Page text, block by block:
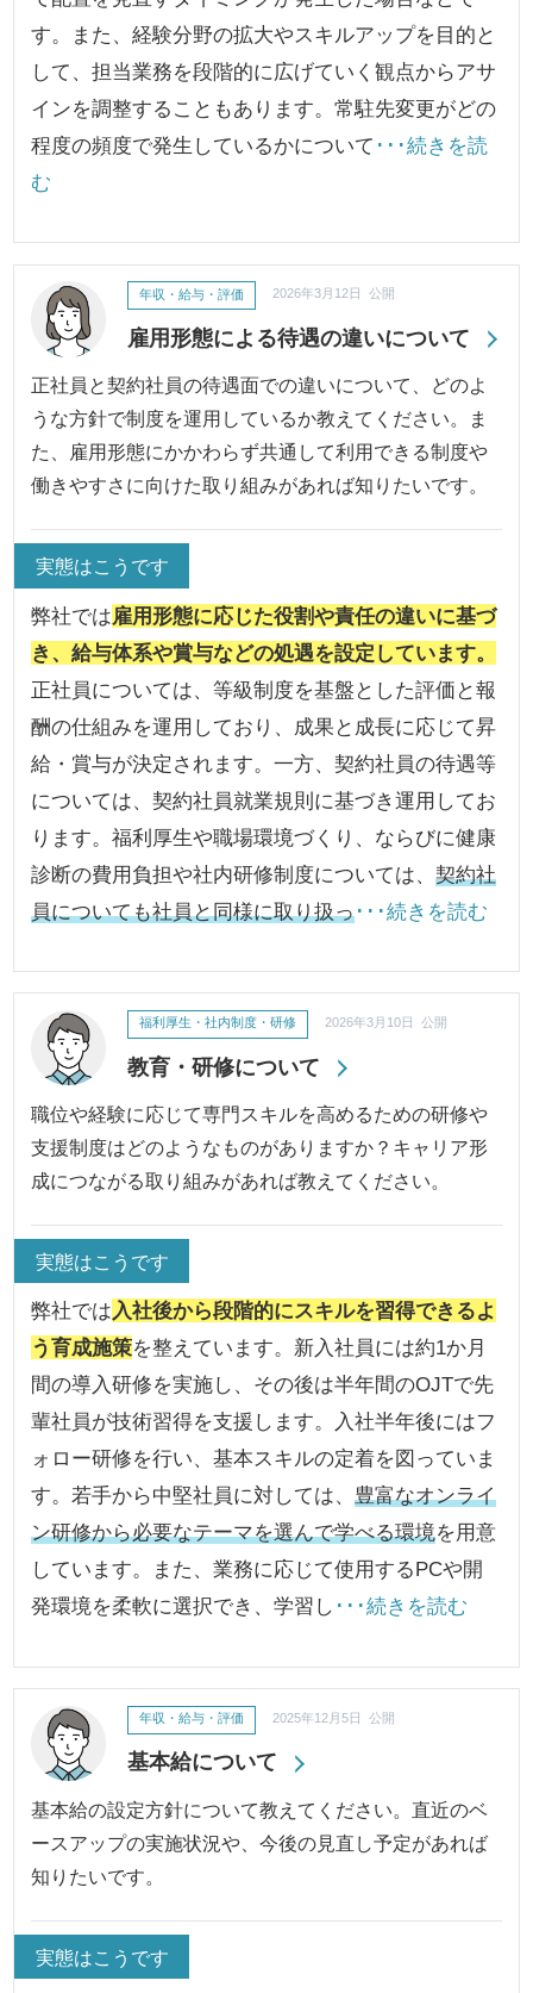
す。また、経験分野の拡大やスキルアップを目的と
して、担当業務を段階的に広げていく観点からアサ
インを調整することもあります。常駐先変更がどの
程度の頻度で発生しているかについて ･･･続きを読
む
雇用形態による待遇の違いについて
年収・給与・評価 2026年3月12日 公開
正社員と契約社員の待遇面での違いについて、どのよ
うな方針で制度を運用しているか教えてください。ま
た、雇用形態にかかわらず共通して利用できる制度や
働きやすさに向けた取り組みがあれば知りたいです。
実態はこうです
弊社では雇用形態に応じた役割や責任の違いに基づ
き、給与体系や賞与などの処遇を設定しています。
正社員については、等級制度を基盤とした評価と報
酬の仕組みを運用しており、成果と成長に応じて昇
給・賞与が決定されます。一方、契約社員の待遇等
については、契約社員就業規則に基づき運用してお
ります。福利厚生や職場環境づくり、ならびに健康
診断の費用負担や社内研修制度については、契約社
員についても社員と同様に取り扱っ･･･続きを読む
教育・研修について
福利厚生・社内制度・研修 2026年3月10日 公開
職位や経験に応じて専門スキルを高めるための研修や
支援制度はどのようなものがありますか？キャリア形
成につながる取り組みがあれば教えてください。
実態はこうです
弊社では入社後から段階的にスキルを習得できるよ
う育成施策を整えています。新入社員には約1か月
間の導入研修を実施し、その後は半年間のOJTで先
輩社員が技術習得を支援します。入社半年後にはフ
ォロー研修を行い、基本スキルの定着を図っていま
す。若手から中堅社員に対しては、豊富なオンライ
ン研修から必要なテーマを選んで学べる環境を用意
しています。また、業務に応じて使用するPCや開
発環境を柔軟に選択でき、学習し ･･･続きを読む
基本給について
年収・給与・評価 2025年12月5日 公開
基本給の設定方針について教えてください。直近のベ
ースアップの実施状況や、今後の見直し予定があれば
知りたいです。
実態はこうです